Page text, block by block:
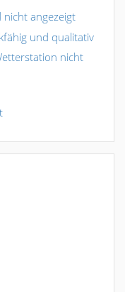
angezeigt
und qualitativ
nicht